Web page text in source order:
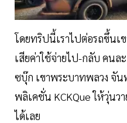
โดยทริปนี้เราไปต่อรถขึ้น
เสียค่าใช้จ่ายไป-กลับ คนล
ซบุ๊ก เขาพระบาทพลวง จั
พลิเคชั่น KCKQue ให้วุ่นว
ได้เลย